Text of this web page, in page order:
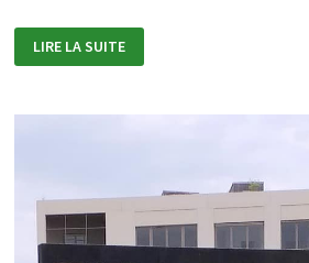
À
LA
DE
VIVANTES »
LIRE LA SUITE